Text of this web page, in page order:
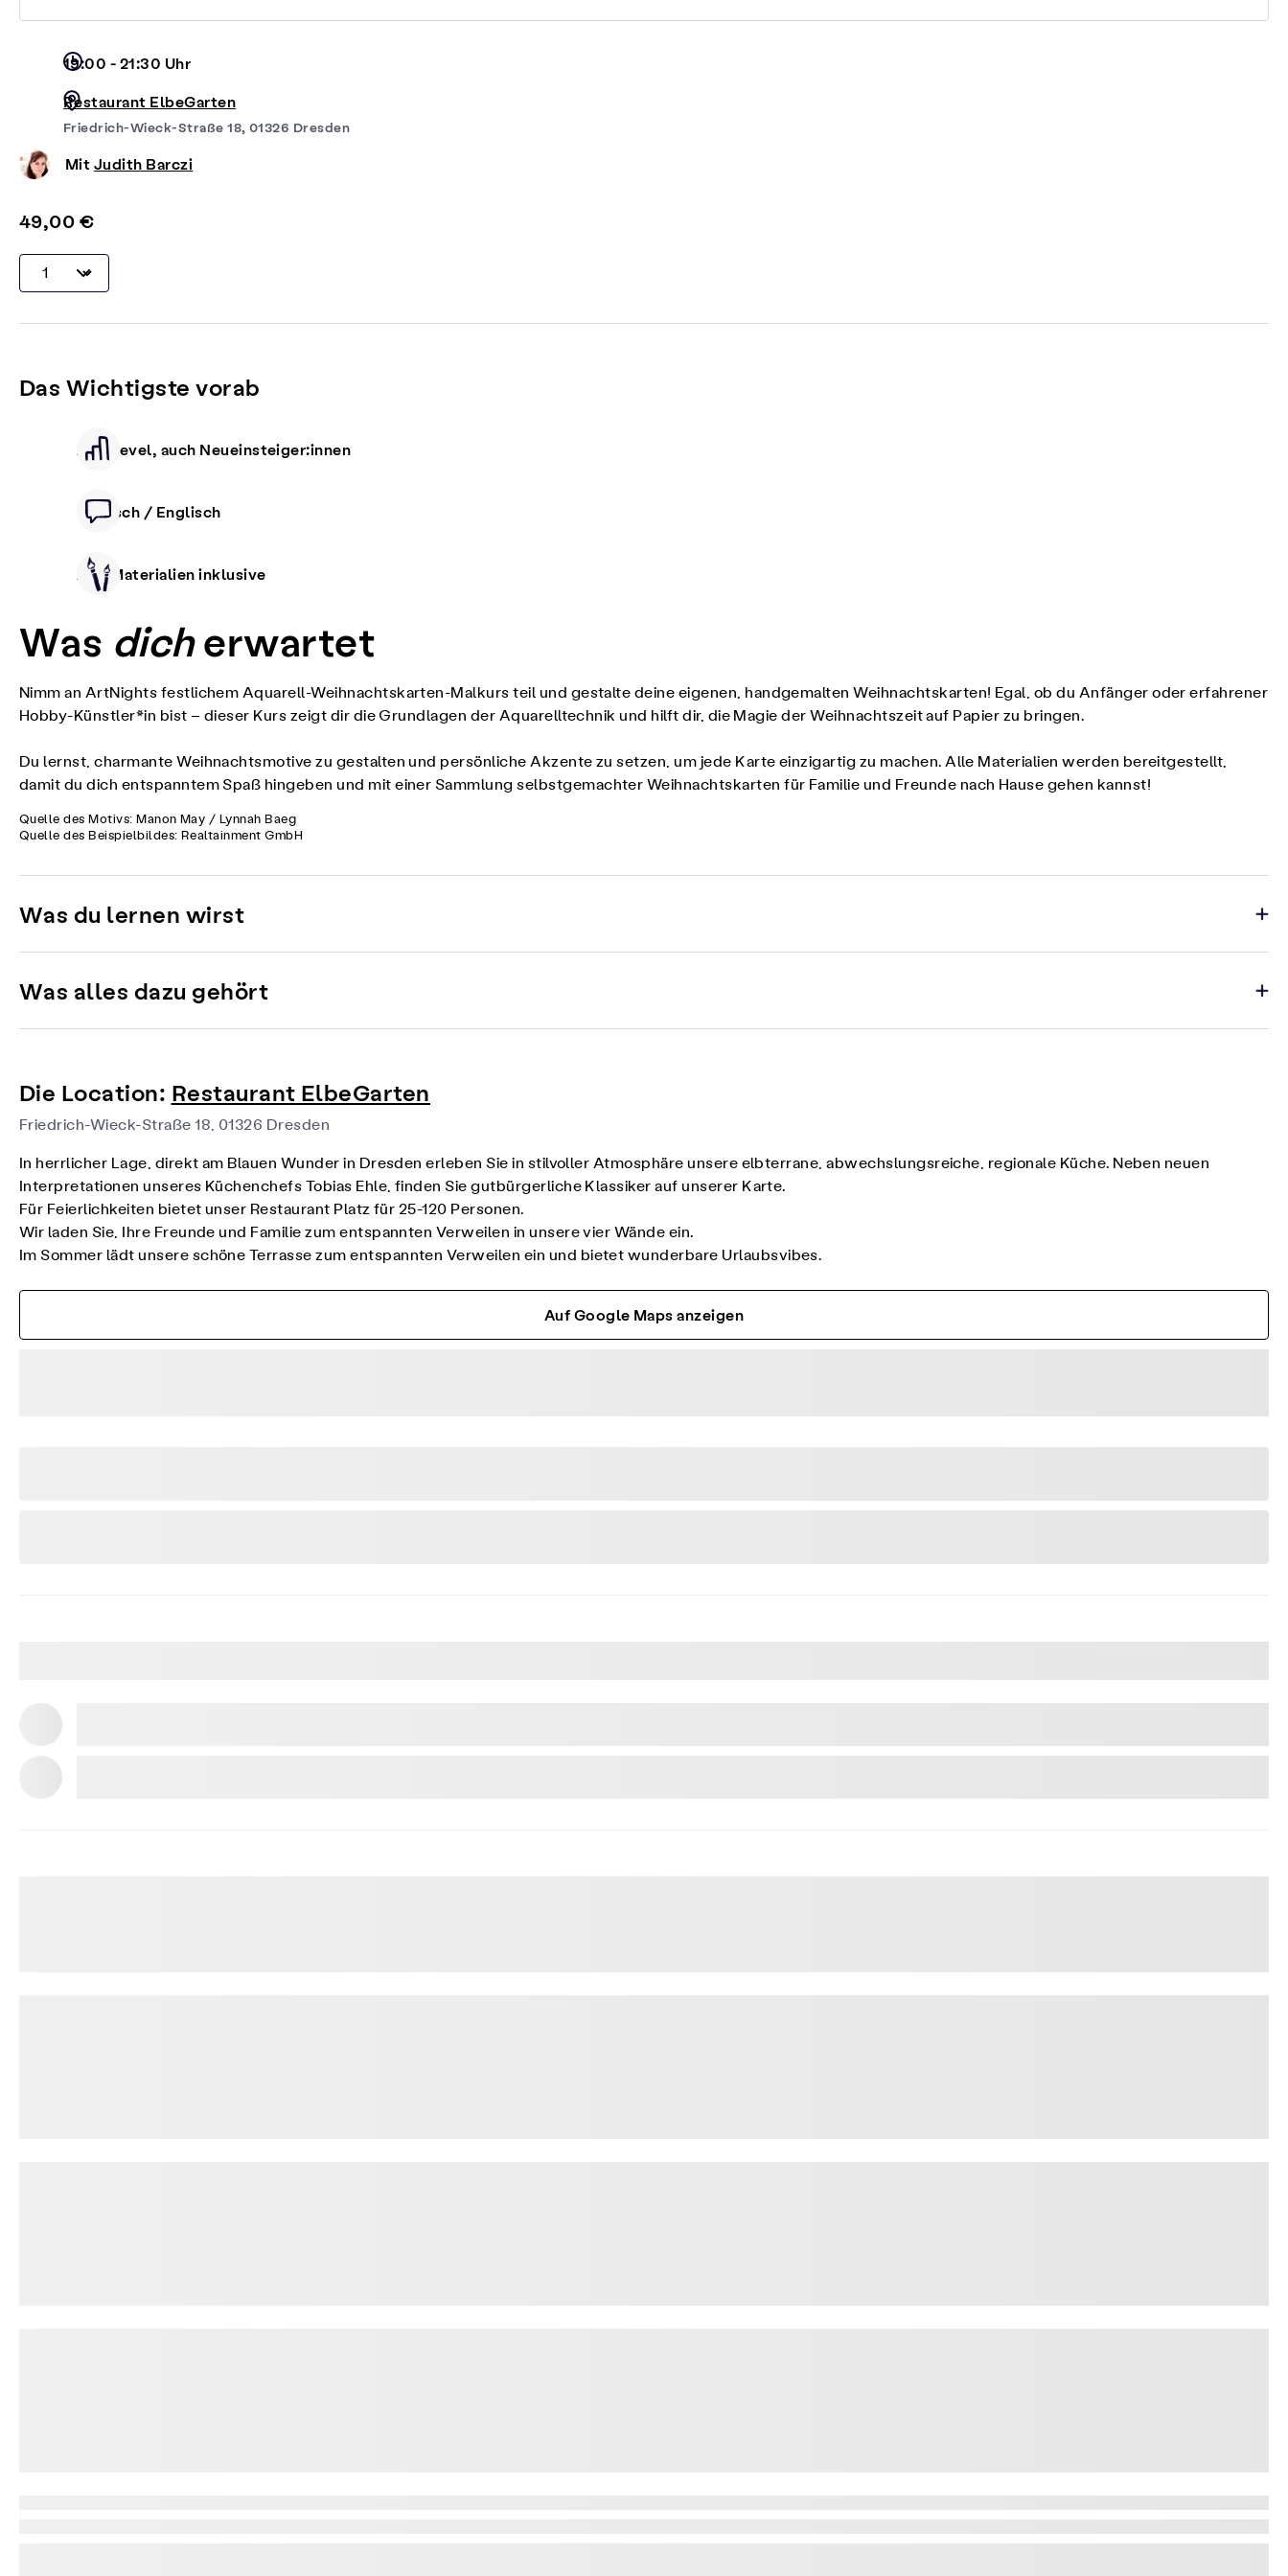
19:00 - 21:30 Uhr
Restaurant ElbeGarten
Friedrich-Wieck-Straße 18, 01326 Dresden
Mit Judith Barczi
49,00 €
Das Wichtigste vorab
Alle Level, auch Neueinsteiger:innen
Deutsch / Englisch
Alle Materialien inklusive
Was dicherwartet
Nimm an ArtNights festlichem Aquarell-Weihnachtskarten-Malkurs teil und gestalte deine eigenen, handgemalten Weihnachtskarten! Egal, ob du Anfänger oder erfahrener
Hobby-Künstler*in bist – dieser Kurs zeigt dir die Grundlagen der Aquarelltechnik und hilft dir, die Magie der Weihnachtszeit auf Papier zu bringen.
Du lernst, charmante Weihnachtsmotive zu gestalten und persönliche Akzente zu setzen, um jede Karte einzigartig zu machen. Alle Materialien werden bereitgestellt,
damit du dich entspanntem Spaß hingeben und mit einer Sammlung selbstgemachter Weihnachtskarten für Familie und Freunde nach Hause gehen kannst!
Quelle des Motivs: Manon May / Lynnah Baeg
Quelle des Beispielbildes: Realtainment GmbH
Was du lernen wirst
Was alles dazu gehört
Die Location: Restaurant ElbeGarten
Friedrich-Wieck-Straße 18, 01326 Dresden
In herrlicher Lage, direkt am Blauen Wunder in Dresden erleben Sie in stilvoller Atmosphäre unsere elbterrane, abwechslungsreiche, regionale Küche. Neben neuen
Interpretationen unseres Küchenchefs Tobias Ehle, finden Sie gutbürgerliche Klassiker auf unserer Karte.
Für Feierlichkeiten bietet unser Restaurant Platz für 25-120 Personen.
Wir laden Sie, Ihre Freunde und Familie zum entspannten Verweilen in unsere vier Wände ein.
Im Sommer lädt unsere schöne Terrasse zum entspannten Verweilen ein und bietet wunderbare Urlaubsvibes.
Auf Google Maps anzeigen